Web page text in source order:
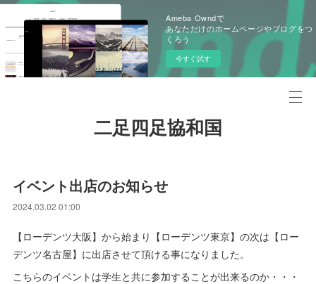
Ameba Owndで
あなただけのホームページやブログをつ
くろう
今すぐ試す
二足四足協和国
イベント出店のお知らせ
2024.03.02 01:00
【ローデンツ大阪】から始まり【ローデンツ東京】の次は【ロー
デンツ名古屋】に出店させて頂ける事になりました。
こちらのイベントは学生と共に参加することが出来るのか・・・